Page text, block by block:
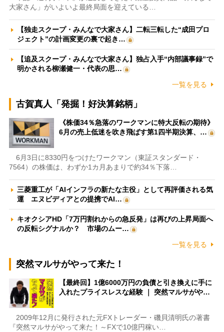
大家さん」がいよいよ最終局面を迎えている…
【独走スクープ・みんなで大家さん】二転三転した“成田プロ
ジェクト”の計画変更の裏で起き…
【追及スクープ・みんなで大家さん】独占入手“内部議事録”で
明かされる柳瀬健一・代表の思…
一覧を見る
古賀真人「発掘！好決算銘柄」
《株価34％急落のワークマンに特大反転の期待》
6月の売上低迷を吹き飛ばす第1四半期決算、…
6月3日に8330円をつけたワークマン（東証スタンダード・
7564）の株価は、わずか1カ月あまりで約34％下落…
三菱重工が「AIインフラの新たな主役」として再評価される気
運 エヌビディアとの提携でAI…
キオクシアHD「7万円割れからの急反発」は再びの上昇局面へ
の反転シグナルか？ 市場のムー…
一覧を見る
突然マルサがやって来た！
【最終回】1億6000万円の負債と引き換えに手に
入れたプライスレスな経験 ｜ 突然マルサがや…
2009年12月に発行された元FXトレーダー・磯貝清明氏の著書
『突然マルサがやって来た！～FXで10億円稼い…